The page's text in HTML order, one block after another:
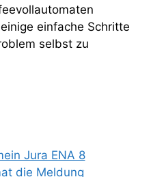
einfache Schritte
selbst zu